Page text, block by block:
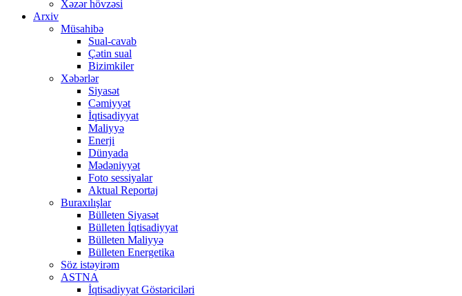
Xəzər hövzəsi
Arxiv
Müsahibə
Sual-cavab
Çətin sual
Bizimkiler
Xəbərlər
Siyasət
Cəmiyyət
İqtisadiyyat
Maliyyə
Enerji
Dünyada
Mədəniyyət
Foto sessiyalar
Aktual Reportaj
Buraxılışlar
Bülleten Siyasət
Bülleten İqtisadiyyat
Bülleten Maliyyə
Bülleten Energetika
Söz istəyirəm
ASTNA
İqtisadiyyat Göstəriciləri